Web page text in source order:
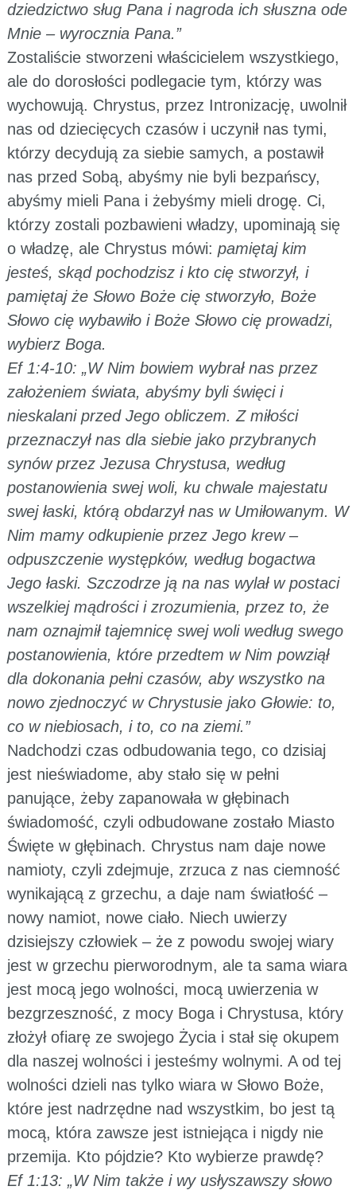
dziedzictwo sług Pana i nagroda ich słuszna ode
Mnie – wyrocznia Pana.”
Zostaliście stworzeni właścicielem wszystkiego,
ale do dorosłości podlegacie tym, którzy was
wychowują. Chrystus, przez Intronizację, uwolnił
nas od dziecięcych czasów i uczynił nas tymi,
którzy decydują za siebie samych, a postawił
nas przed Sobą, abyśmy nie byli bezpańscy,
abyśmy mieli Pana i żebyśmy mieli drogę. Ci,
którzy zostali pozbawieni władzy, upominają się
o władzę, ale Chrystus mówi: pamiętaj kim
jesteś, skąd pochodzisz i kto cię stworzył, i
pamiętaj że Słowo Boże cię stworzyło, Boże
Słowo cię wybawiło i Boże Słowo cię prowadzi,
wybierz Boga.
Ef 1:4-10: „W Nim bowiem wybrał nas przez
założeniem świata, abyśmy byli święci i
nieskalani przed Jego obliczem. Z miłości
przeznaczył nas dla siebie jako przybranych
synów przez Jezusa Chrystusa, według
postanowienia swej woli, ku chwale majestatu
swej łaski, którą obdarzył nas w Umiłowanym. W
Nim mamy odkupienie przez Jego krew –
odpuszczenie występków, według bogactwa
Jego łaski. Szczodrze ją na nas wylał w postaci
wszelkiej mądrości i zrozumienia, przez to, że
nam oznajmił tajemnicę swej woli według swego
postanowienia, które przedtem w Nim powziął
dla dokonania pełni czasów, aby wszystko na
nowo zjednoczyć w Chrystusie jako Głowie: to,
co w niebiosach, i to, co na ziemi.”
Nadchodzi czas odbudowania tego, co dzisiaj
jest nieświadome, aby stało się w pełni
panujące, żeby zapanowała w głębinach
świadomość, czyli odbudowane zostało Miasto
Święte w głębinach. Chrystus nam daje nowe
namioty, czyli zdejmuje, zrzuca z nas ciemność
wynikającą z grzechu, a daje nam światłość –
nowy namiot, nowe ciało. Niech uwierzy
dzisiejszy człowiek – że z powodu swojej wiary
jest w grzechu pierworodnym, ale ta sama wiara
jest mocą jego wolności, mocą uwierzenia w
bezgrzeszność, z mocy Boga i Chrystusa, który
złożył ofiarę ze swojego Życia i stał się okupem
dla naszej wolności i jesteśmy wolnymi. A od tej
wolności dzieli nas tylko wiara w Słowo Boże,
które jest nadrzędne nad wszystkim, bo jest tą
mocą, która zawsze jest istniejąca i nigdy nie
przemija. Kto pójdzie? Kto wybierze prawdę?
Ef 1:13: „W Nim także i wy usłyszawszy słowo